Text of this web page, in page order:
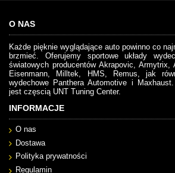
O NAS
Każde pięknie wyglądające auto powinno co
brzmieć. Oferujemy sportowe układy
światowych producentów Akrapovic, Armytrix,
Eisenmann, Milltek, HMS, Remus, jak
wydechowe Panthera Automotive i
jest częscią UNT Tuning Center.
INFORMACJE
O nas
Dostawa
Polityka prywatności
Regulamin